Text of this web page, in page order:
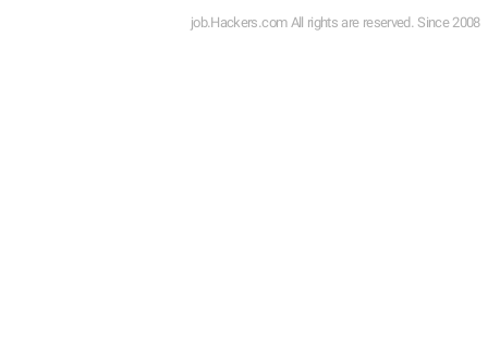
job.Hackers.com All rights are reserved. Since 2008